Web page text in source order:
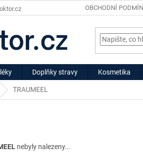
OBCHODNÍ
Doplňky stravy Kosmetika
TRAUMEEL
nebyly nalezeny...